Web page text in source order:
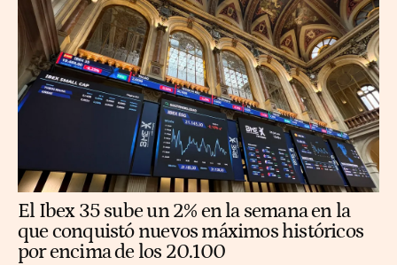
El Ibex 35 sube un 2% en la semana en la
que conquistó nuevos máximos históricos
por encima de los 20.100